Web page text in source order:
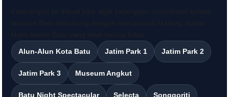
Alun-Alun Kota Batu Jatim Park 1 Jatim Park 2
Jatim Park 3 Museum Angkut
Batu Night Spectacular Selecta Songgoriti